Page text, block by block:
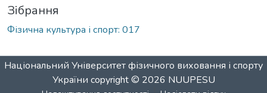
Зібрання
Фізична культура і спорт: 017
Національний Університет фізичного виховання і спорту
України copyright © 2026 NUUPESU